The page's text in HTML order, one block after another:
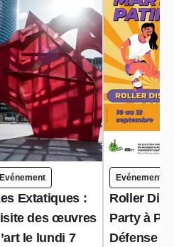
Evénement
Extatiques :
des œuvres
le lundi 7
Evénement
Roller
Party à
Défense